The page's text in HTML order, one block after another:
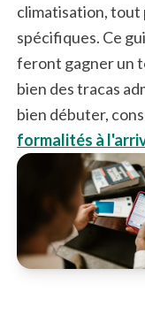
climatisation, tout
spécifiques. Ce
feront gagner un
bien des tracas
bien débuter,
formalités à